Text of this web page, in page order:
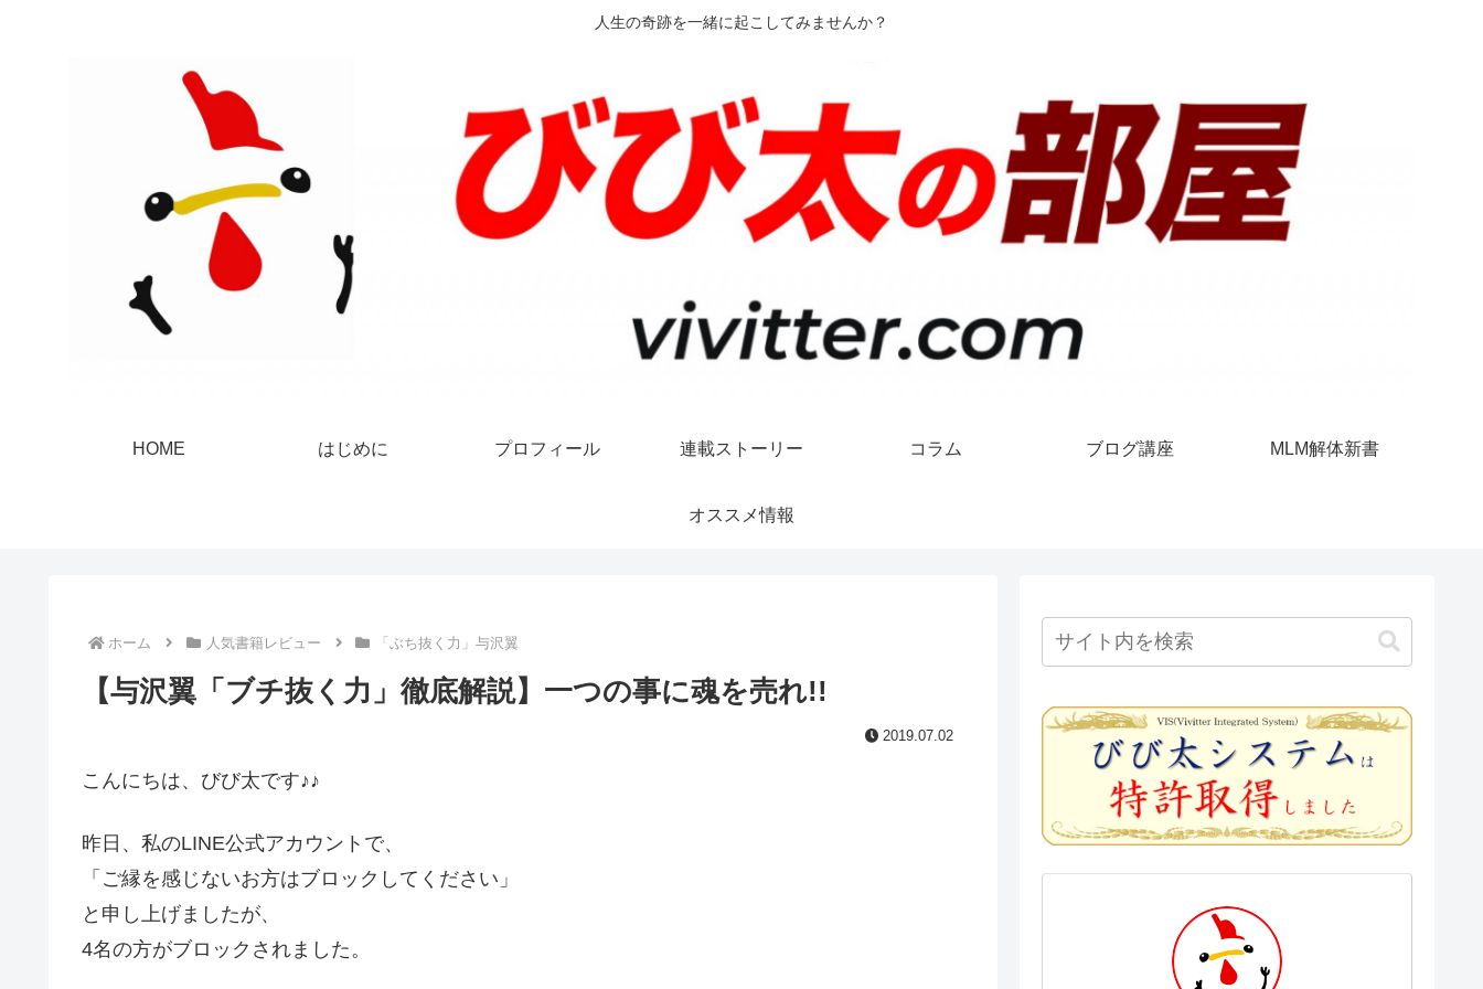
人生の奇跡を一緒に起こしてみませんか？
HOME はじめに プロフィール 連載ストーリー コラム ブログ講座 MLM解体新書
オススメ情報
ホーム 人気書籍レビュー 「ぶち抜く力」与沢翼
【与沢翼「ブチ抜く力」徹底解説】一つの事に魂を売れ!!
2019.07.02
こんにちは、びび太です♪♪
昨日、私のLINE公式アカウントで、
「ご縁を感じないお方はブロックしてください」
と申し上げましたが、
4名の方がブロックされました。